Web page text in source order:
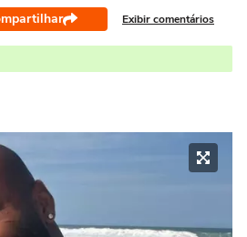
Exibir comentários